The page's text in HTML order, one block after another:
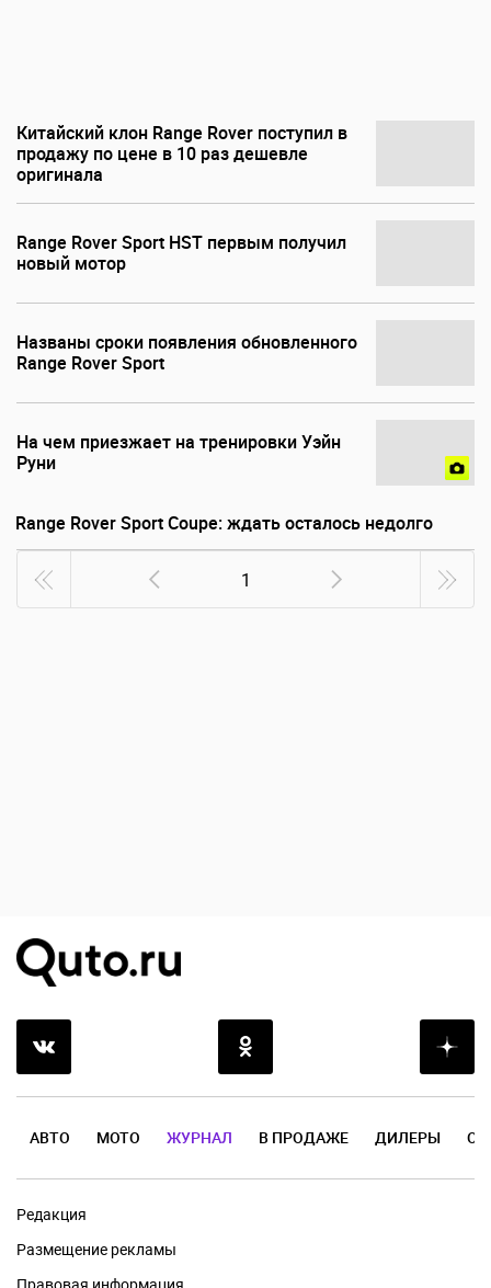
Китайский клон Range Rover поступил в
продажу по цене в 10 раз дешевле
оригинала
Range Rover Sport HST первым получил
новый мотор
Названы сроки появления обновленного
Range Rover Sport
На чем приезжает на тренировки Уэйн
Руни
Range Rover Sport Coupe: ждать осталось недолго
1
АВТО МОТО ЖУРНАЛ В ПРОДАЖЕ ДИЛЕРЫ
Редакция
Размещение рекламы